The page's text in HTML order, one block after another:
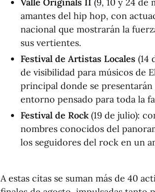
amantes del hip hop, con
nacional que mostrarán la
sus vertientes.
Festival de Artistas Locales (14
de visibilidad para músicos de
principal donde se
entorno pensado para toda la
Festival de Rock (19 de julio):
nombres conocidos del
los seguidores del rock en un
A estas citas se suman más de 40